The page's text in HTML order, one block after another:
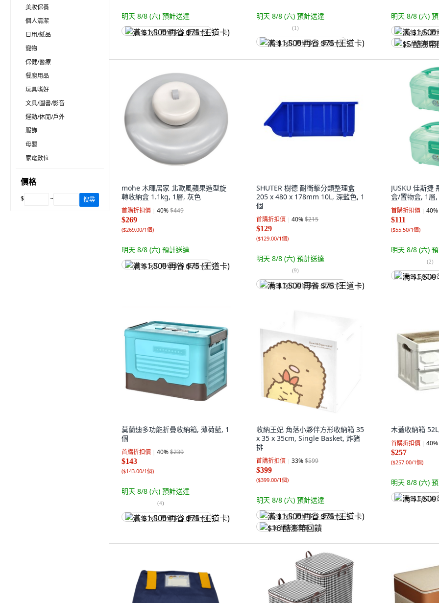
美妝保養
個人清潔
日用/紙品
寵物
保健/醫療
餐廚用品
玩具嗜好
文具/圖書/影音
運動/休閒/戶外
服飾
母嬰
家電數位
價格
$ ~ 搜尋
明天 8/8 (六) 預計送達
满 $1,500 再省 $75 (王道卡)
明天 8/8 (六) 預計送達
(1)
满 $1,500 再省 $75 (王道卡)
明天 8/8 (六)
满 $1,500 再
$5 酷澎幣回
mohe 木暉居家 北歐風蘋果造型旋
轉收納盒 1.1kg, 1層, 灰色
首購折扣價 40%$449
$269
($269.00/1個)
明天 8/8 (六) 預計送達
满 $1,500 再省 $75 (王道卡)
SHUTER 樹德 耐衝擊分類整理盒
205 x 480 x 178mm 10L, 深藍色, 1
個
首購折扣價 40%$215
$129
($129.00/1個)
明天 8/8 (六) 預計送達
(9)
满 $1,500 再省 $75 (王道卡)
JUSKU 佳斯捷
盒/置物盒, 1層
首購折扣價 40%
$111
($55.50/1個)
明天 8/8 (六)
(2)
满 $1,500 再
莫蘭迪多功能折疊收納箱, 薄荷藍, 1
個
首購折扣價 40%$239
$143
($143.00/1個)
明天 8/8 (六) 預計送達
(4)
满 $1,500 再省 $75 (王道卡)
收納王妃 角落小夥伴方形收納箱 35
x 35 x 35cm, Single Basket, 炸豬
排
首購折扣價 33%$599
$399
($399.00/1個)
明天 8/8 (六) 預計送達
满 $1,500 再省 $75 (王道卡)
$16 酷澎幣回饋
木蓋收納箱
首購折扣價 40%
$257
($257.00/1個)
明天 8/8 (六)
满 $1,500 再